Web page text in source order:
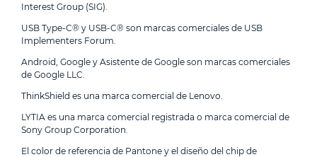
Interest Group (SIG).
USB Type-C® y USB-C® son marcas comerciales de USB
Implementers Forum.
Android, Google y Asistente de Google son marcas comerciales
de Google LLC.
ThinkShield es una marca comercial de Lenovo.
LYTIA es una marca comercial registrada o marca comercial de
Sony Group Corporation.
El color de referencia de Pantone y el diseño del chip de